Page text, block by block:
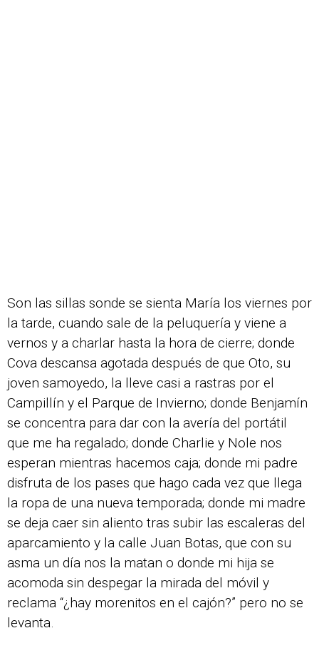
Son las sillas sonde se sienta María los viernes por
la tarde, cuando sale de la peluquería y viene a
vernos y a charlar hasta la hora de cierre; donde
Cova descansa agotada después de que Oto, su
joven samoyedo, la lleve casi a rastras por el
Campillín y el Parque de Invierno; donde Benjamín
se concentra para dar con la avería del portátil
que me ha regalado; donde Charlie y Nole nos
esperan mientras hacemos caja; donde mi padre
disfruta de los pases que hago cada vez que llega
la ropa de una nueva temporada; donde mi madre
se deja caer sin aliento tras subir las escaleras del
aparcamiento y la calle Juan Botas, que con su
asma un día nos la matan o donde mi hija se
acomoda sin despegar la mirada del móvil y
reclama “¿hay morenitos en el cajón?” pero no se
levanta.